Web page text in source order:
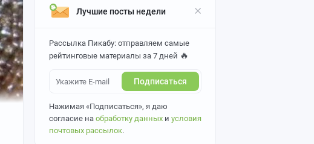
Лучшие посты недели
Рассылка Пикабу: отправляем самые
рейтинговые материалы за 7 дней 🔥
Подписаться
Нажимая «Подписаться», я даю
согласие на обработку данных и условия
почтовых рассылок.